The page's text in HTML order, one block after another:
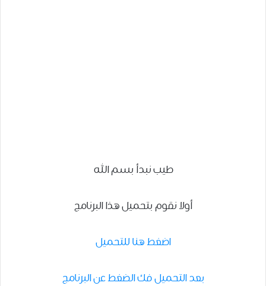
طيب نبدأ بسم الله
أولا نقوم بتحميل هذا البرنامج
اضغط هنا للتحميل
بعد التحميل فك الضغط عن البرنامج